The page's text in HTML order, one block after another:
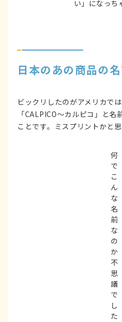
い」になっち
日本のあの商品の
ビックリしたのがアメリカで
「CALPICO～カルピコ」と
ことです。ミスプリントかと
何
で
こ
ん
な
名
前
な
の
か
不
思
議
で
し
た